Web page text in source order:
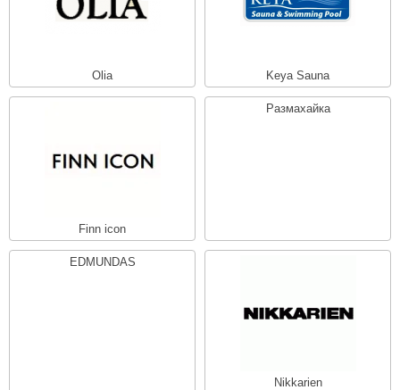
Olia Keya Sauna
Finn icon
Размахайка
EDMUNDAS
Nikkarien